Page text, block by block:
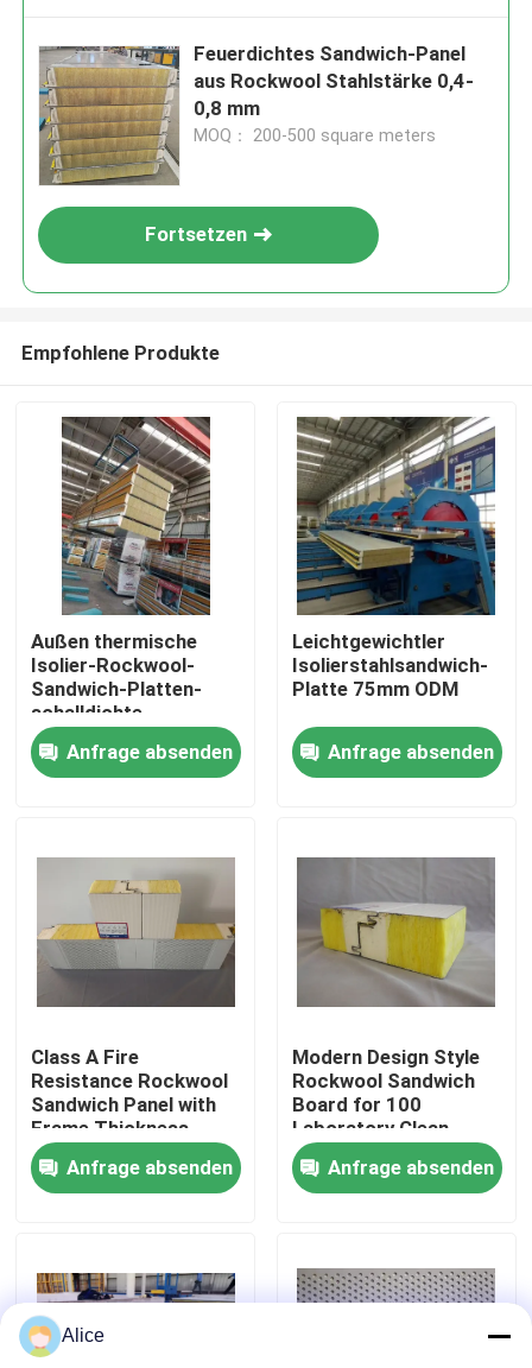
Haus
Produkte
Qualitätskontrolle
Treten Sie mit uns in Verbindung
Fordern Sie ein Zitat
Modulare Stahlkonstruktionen
Rockwool-Sandwich-Platte
Feuerdichtes Sandwich-Panel
aus Rockwool Stahlstärke 0,4-
0,8 mm
MOQ： 200-500 square meters
Fortsetzen
Empfohlene Produkte
Außen thermische
Isolier-Rockwool-
Sandwich-Platten-
schalldichte
Gewohnheit
Anfrage absenden
Leichtgewichtler
Isolierstahlsandwich-
Platte 75mm ODM
Anfrage absenden
Class A Fire
Resistance Rockwool
Sandwich Panel with
Frame Thickness
0.6mm and Max
Length 9000mm
Anfrage absenden
Modern Design Style
Rockwool Sandwich
Board for 100
Laboratory Clean
Room Solutions
Anfrage absenden
Alice